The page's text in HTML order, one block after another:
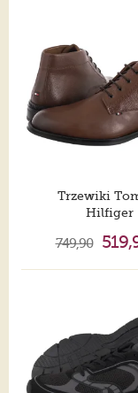
Trzewiki
Hilfiger
749,90